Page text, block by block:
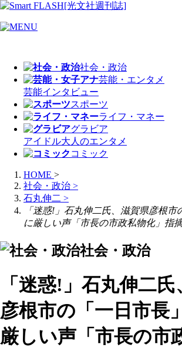
社会・政治
芸能・エンタメ
芸能インタビュー
スポーツ
ライフ・マネー
グラビア
アイドル大人のエンタメ
コミック
HOME >
社会・政治 >
石丸伸二 >
「迷惑!」石丸伸二氏、滋賀県彦根市
に厳しい声「市長の市政私物化」指
社会・政治
「迷惑!」石丸伸二
彦根市の「一日市長
厳しい声「市長の市